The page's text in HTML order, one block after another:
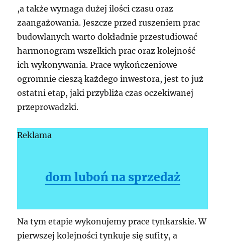
,a także wymaga dużej ilości czasu oraz
zaangażowania. Jeszcze przed ruszeniem prac
budowlanych warto dokładnie przestudiować
harmonogram wszelkich prac oraz kolejność
ich wykonywania. Prace wykończeniowe
ogromnie cieszą każdego inwestora, jest to już
ostatni etap, jaki przybliża czas oczekiwanej
przeprowadzki.
Reklama
dom luboń na sprzedaż
Na tym etapie wykonujemy prace tynkarskie. W
pierwszej kolejności tynkuje się sufity, a